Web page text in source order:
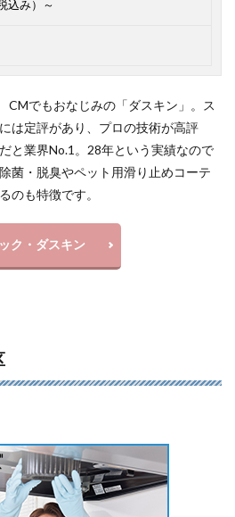
込み）～
CMでもおなじみの「ダスキン」。ス
は定評があり、プロの技術が高評
と業界No.1 。28年という実績なので
菌・脱臭やペット用滑り止めコーテ
のも特徴です。
ク・ダスキン